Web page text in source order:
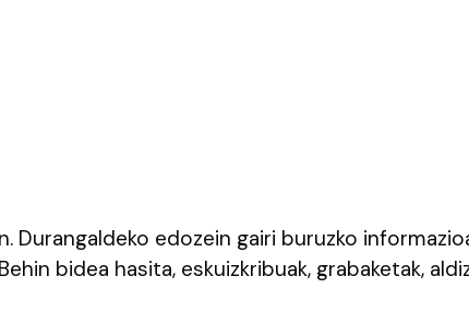
Durangaldeko edozein gairi buruzko
bidea hasita, eskuizkribuak, grabaketak,